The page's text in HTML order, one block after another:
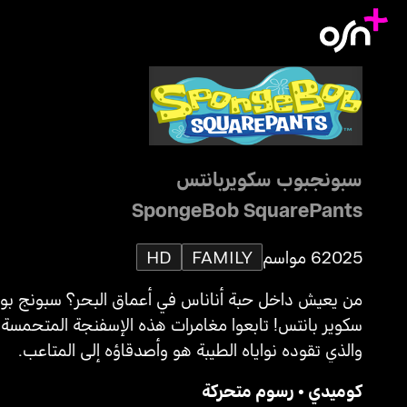
سبونجبوب سكويربانتس
SpongeBob SquarePants
20256 مواسم FAMILY
HD
من يعيش داخل حبة أناناس في أعماق البحر؟ سبونج
سكوير بانتس! تابعوا مغامرات هذه الإسفنجة المتحمسة
والذي تقوده نواياه الطيبة هو وأصدقاؤه إلى المتاعب.
كوميدي •رسوم متحركة